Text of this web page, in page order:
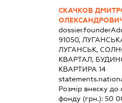
СКАЧКОВ
91050,
ЛУГАНСЬК,
КВАРТАЛ,
КВАРТИРА 14
Розмір внеску до
фонду (грн.):50